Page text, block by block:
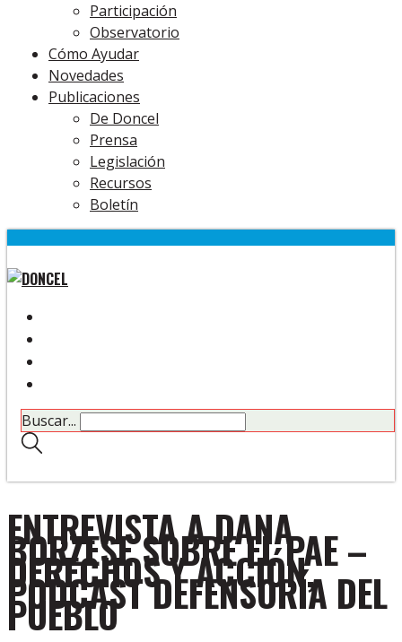
Participación
Observatorio
Cómo Ayudar
Novedades
Publicaciones
De Doncel
Prensa
Legislación
Recursos
Boletín
Buscar...
ENTREVISTA A DANA
BORZESE SOBRE EL PAE –
DERECHOS Y ACCIÓN,
PODCAST DEFENSORÍA DEL
PUEBLO